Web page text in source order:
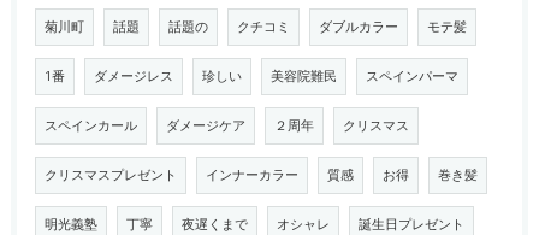
菊川町 話題 話題の クチコミ ダブルカラー モテ髪
1番 ダメージレス 珍しい 美容院難民 スペインパーマ
スペインカール ダメージケア ２周年 クリスマス
クリスマスプレゼント インナーカラー 質感 お得 巻き髪
明光義塾 丁寧 夜遅くまで オシャレ 誕生日プレゼント